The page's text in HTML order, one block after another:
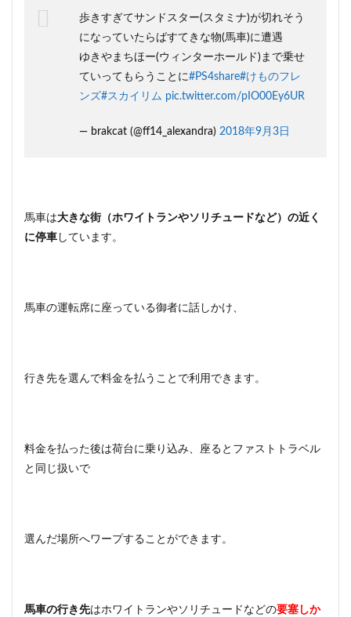
歩きすぎてサンドスター(スタミナ)が切れそう
になっていたらばすてきな物(馬車)に遭遇
ゆきやまちほー(ウィンターホールド)まで乗せ
ていってもらうことに#PS4share#けものフレ
ンズ#スカイリム pic.twitter.com/pIO00Ey6UR
— brakcat (@ff14_alexandra) 2018年9月3日
馬車は大きな街（ホワイトランやソリチュードなど）の近く
に停車 しています。
馬車の運転席に座っている御者に話しかけ、
行き先を選んで料金を払うことで利用できます。
料金を払った後は荷台に乗り込み、座るとファストトラベル
と同じ扱いで
選んだ場所へワープすることができます。
馬車の行き先はホワイトランやソリチュードなどの要塞しか